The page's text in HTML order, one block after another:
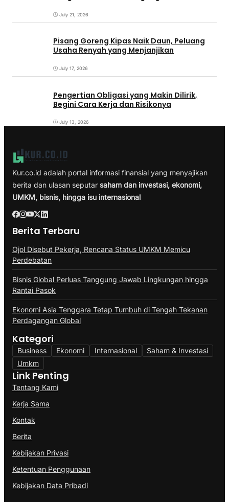
July 21, 2026
Pisang Goreng Kipas Naik Daun, Peluang
Usaha Renyah yang Menjanjikan
July 17, 2026
Pengertian Obligasi yang Makin Dilirik,
Begini Cara Kerja dan Risikonya
July 13, 2026
Kur.co.id adalah portal informasi finansial yang menyajikan
berita dan ulasan seputar saham dan investasi, ekonomi,
UMKM, bisnis, hingga isu internasional
Berita Terbaru
Ojol Disebut Pekerja, Rencana Status UMKM Memicu
Perdebatan
Bisnis Global Perluas Tanggung Jawab Lingkungan hingga
Rantai Pasok
Ekonomi Asia Tenggara Tetap Tumbuh di Tengah Tekanan
Perdagangan Global
Kategori
Business Ekonomi Internasional
Saham & Investasi
Umkm
Link Penting
Tentang Kami
Kerja Sama
Kontak
Berita
Kebijakan Privasi
Ketentuan Penggunaan
Kebijakan Data Pribadi